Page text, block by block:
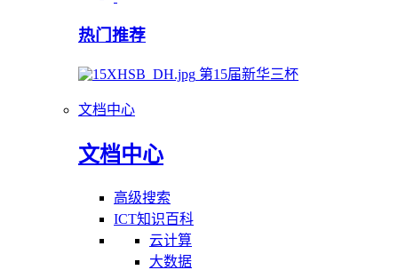
热门推荐
第15届新华三杯
文档中心
文档中心
高级搜索
ICT知识百科
云计算
大数据